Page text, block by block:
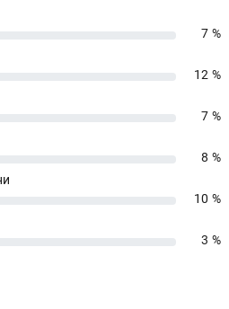
7 %
12 %
7 %
8 %
10 %
3 %